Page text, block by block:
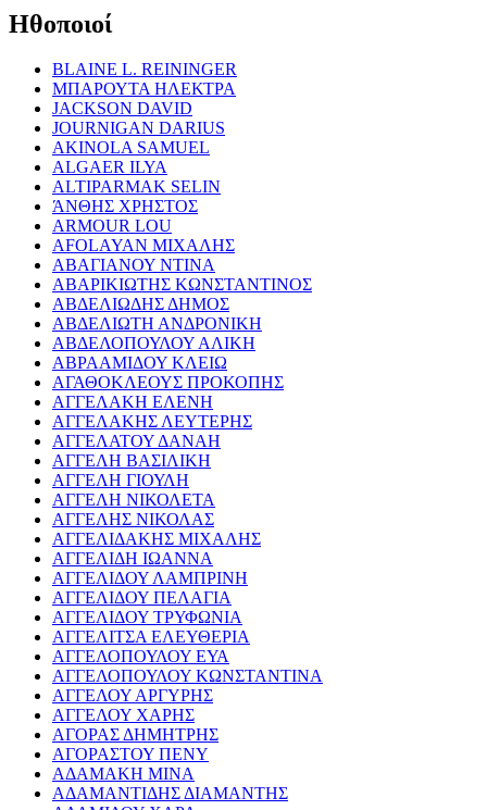
Ηθοποιοί
BLAINE L. REININGER
ΜΠΑΡΟΥΤΑ ΗΛΕΚΤΡΑ
JACKSON DAVID
JOURNIGAN DARIUS
AKINOLA SAMUEL
ALGAER ILYA
ALTIPARMAK SELIN
ΆΝΘΗΣ ΧΡΗΣΤΟΣ
ARMOUR LOU
AFOLAYAN ΜΙΧΑΛΗΣ
ΑΒΑΓΙΑΝΟΥ ΝΤΙΝΑ
ΑΒΑΡΙΚΙΩΤΗΣ ΚΩΝΣΤΑΝΤΙΝΟΣ
ΑΒΔΕΛΙΩΔΗΣ ΔΗΜΟΣ
ΑΒΔΕΛΙΩΤΗ ΑΝΔΡΟΝΙΚΗ
ΑΒΔΕΛΟΠΟΥΛΟΥ ΑΛΙΚΗ
ΑΒΡΑΑΜΙΔΟΥ ΚΛΕΙΩ
ΑΓΑΘΟΚΛΕΟΥΣ ΠΡΟΚΟΠΗΣ
ΑΓΓΕΛΑΚΗ ΕΛΕΝΗ
ΑΓΓΕΛΑΚΗΣ ΛΕΥΤΕΡΗΣ
ΑΓΓΕΛΑΤΟΥ ΔΑΝΑΗ
ΑΓΓΕΛΗ ΒΑΣΙΛΙΚΗ
ΑΓΓΕΛΗ ΓΙΟΥΛΗ
ΑΓΓΕΛΗ ΝΙΚΟΛΕΤΑ
ΑΓΓΕΛΗΣ ΝΙΚΟΛΑΣ
ΑΓΓΕΛΙΔΑΚΗΣ ΜΙΧΑΛΗΣ
ΑΓΓΕΛΙΔΗ ΙΩΑΝΝΑ
ΑΓΓΕΛΙΔΟΥ ΛΑΜΠΡΙΝΗ
ΑΓΓΕΛΙΔΟΥ ΠΕΛΑΓΙΑ
ΑΓΓΕΛΙΔΟΥ ΤΡΥΦΩΝΙΑ
ΑΓΓΕΛΙΤΣΑ ΕΛΕΥΘΕΡΙΑ
ΑΓΓΕΛΟΠΟΥΛΟΥ ΕΥΑ
ΑΓΓΕΛΟΠΟΥΛΟΥ ΚΩΝΣΤΑΝΤΙΝΑ
ΑΓΓΕΛΟΥ ΑΡΓΥΡΗΣ
ΑΓΓΕΛΟΥ ΧΑΡΗΣ
ΑΓΟΡΑΣ ΔΗΜΗΤΡΗΣ
ΑΓΟΡΑΣΤΟΥ ΠΕΝΥ
ΑΔΑΜΑΚΗ ΜΙΝΑ
ΑΔΑΜΑΝΤΙΔΗΣ ΔΙΑΜΑΝΤΗΣ